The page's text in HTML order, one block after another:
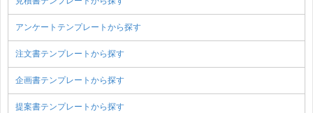
アンケートテンプレートから探す
注文書テンプレートから探す
企画書テンプレートから探す
提案書テンプレートから探す